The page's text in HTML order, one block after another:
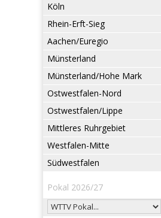
Köln
Rhein-Erft-Sieg
Aachen/Euregio
Münsterland
Münsterland/Hohe Mark
Ostwestfalen-Nord
Ostwestfalen/Lippe
Mittleres Ruhrgebiet
Westfalen-Mitte
Südwestfalen
Pokal 2026/27